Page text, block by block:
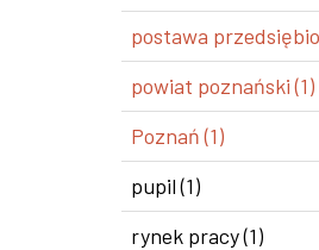
postawa
powiat poznański (1)
Poznań (1)
pupil (1)
rynek pracy (1)